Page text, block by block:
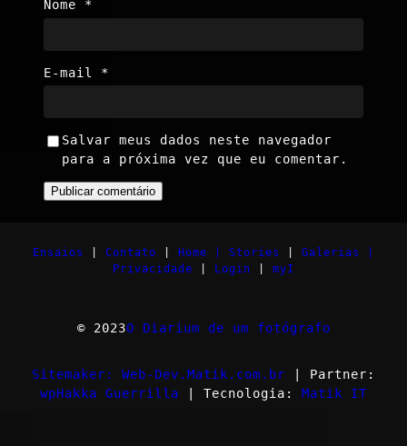
Nome *
E-mail *
Salvar meus dados neste navegador
para a próxima vez que eu comentar.
Ensaios Contato Home | Stories
Galerias |
Privacidade
Login myI
© 2023O Diarium de um fotógrafo
Sitemaker: Web-Dev.Matik.com.br | Partner:
wpHakka Guerrilla | Tecnologia: Matik IT